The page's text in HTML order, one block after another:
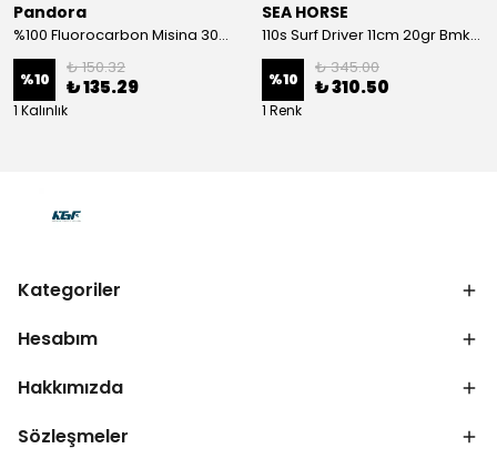
Pandora
%100 Fluorocarbon Misina 30mt 0,41mm
%10
₺ 150.32
₺ 135.29
1 Kalınlık
SEA HORSE
110s Surf Driver 11cm 20gr Bmk-05#
%10
₺ 345.00
₺ 310.50
1 Renk
Kategoriler
Hesabım
Hakkımızda
Sözleşmeler